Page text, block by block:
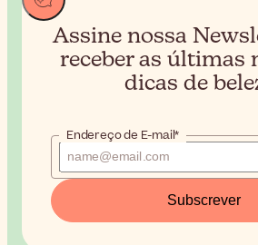
Assine nossa
receber as últimas
dicas de
Endereço de E-mail*
Subscrever